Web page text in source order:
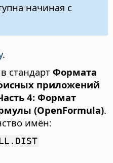
начиная с
.
стандарт Формата
приложений
4: Формат
(OpenFormula).
имён: